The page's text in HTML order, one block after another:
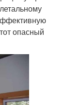
опасный